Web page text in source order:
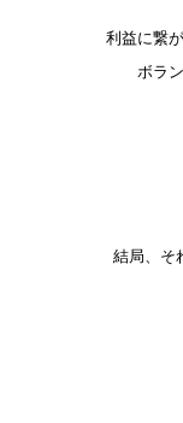
利益に繋
ボラ
結局、そ